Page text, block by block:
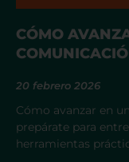
CÓMO
20 febrero 2026
Cómo avanzar en
prepárate para
herramientas